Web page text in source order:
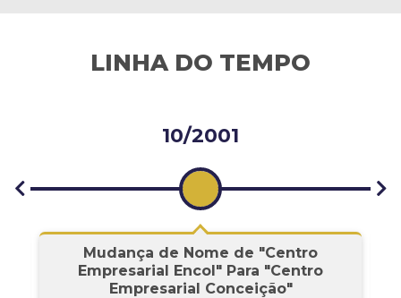
LINHA DO TEMPO
10/2001
Mudança de Nome de "Centro
Empresarial Encol" Para "Centro
Empresarial Conceição"